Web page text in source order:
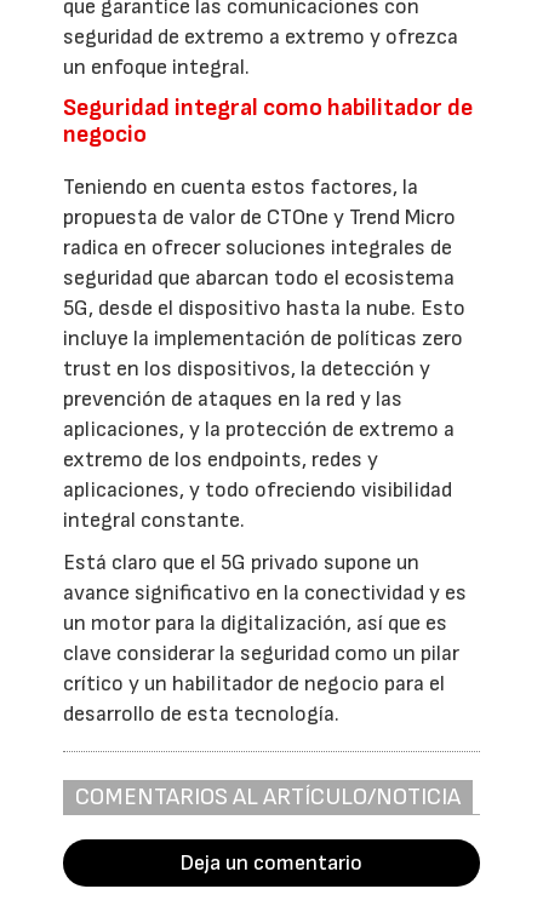
que garantice las comunicaciones con
seguridad de extremo a extremo y ofrezca
un enfoque integral.
Seguridad integral como habilitador de
negocio
Teniendo en cuenta estos factores, la
propuesta de valor de CTOne y Trend Micro
radica en ofrecer soluciones integrales de
seguridad que abarcan todo el ecosistema
5G, desde el dispositivo hasta la nube. Esto
incluye la implementación de políticas zero
trust en los dispositivos, la detección y
prevención de ataques en la red y las
aplicaciones, y la protección de extremo a
extremo de los endpoints, redes y
aplicaciones, y todo ofreciendo visibilidad
integral constante.
Está claro que el 5G privado supone un
avance significativo en la conectividad y es
un motor para la digitalización, así que es
clave considerar la seguridad como un pilar
crítico y un habilitador de negocio para el
desarrollo de esta tecnología.
COMENTARIOS AL ARTÍCULO/NOTICIA
Deja un comentario